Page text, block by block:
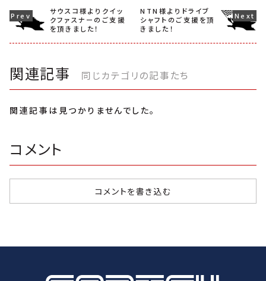
サウスコ様よりクイッ
クファスナーのご支援
を頂きました！
NTN様よりドライブ
シャフトのご支援を頂
きました！
関連記事 同じカテゴリの記事たち
関連記事は見つかりませんでした。
コメント
コメントを書き込む